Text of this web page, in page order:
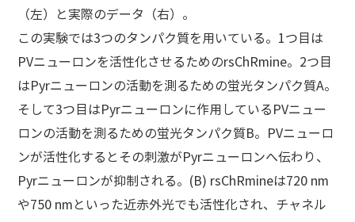
（左）と実際のデータ（右）。
この実験では3つのタンパク質を用いている。1つ目は
PVニューロンを活性化させるためのrsChRmine。2つ目
はPyrニューロンの活動を測るための蛍光タンパク質A。
そして3つ目はPyrニューロンに作用しているPVニュー
ロンの活動を測るための蛍光タンパク質B。PVニューロ
ンが活性化するとその刺激がPyrニューロンへ伝わり、
Pyrニューロンが抑制される。(B) rsChRmineは720 nm
や750 nmといった近赤外光でも活性化され、チャネル